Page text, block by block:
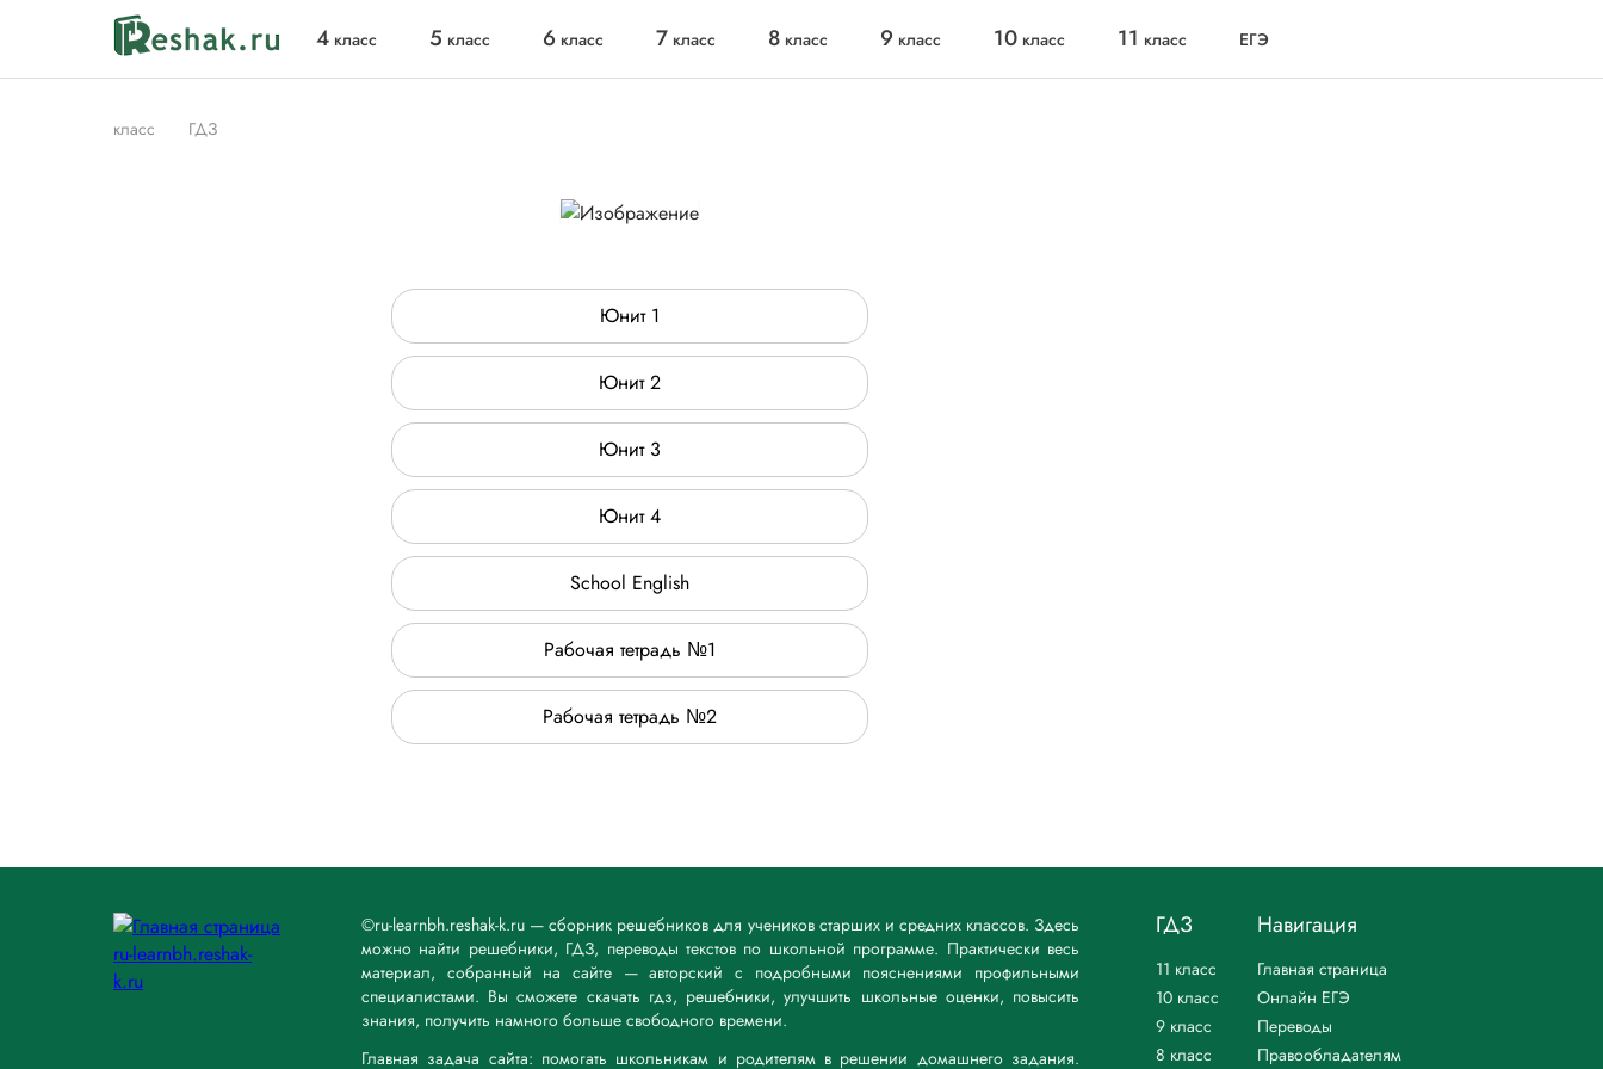
4 класс 5 класс 6 класс 7 класс 8 класс 9 класс 10 класс 11 класс ЕГЭ
класс ГДЗ
Юнит 1
Юнит 2
Юнит 3
Юнит 4
School English
Рабочая тетрадь №1
Рабочая тетрадь №2
©ru-learnbh.reshak-k.ru — сборник решебников для учеников старших и средних классов. Здесь
можно найти решебники, ГДЗ, переводы текстов по школьной программе. Практически весь
материал, собранный на сайте — авторский с подробными пояснениями профильными
специалистами. Вы сможете скачать гдз, решебники, улучшить школьные оценки, повысить
знания, получить намного больше свободного времени.
Главная задача сайта: помогать школьникам и родителям в решении домашнего задания.
ГДЗ
11 класс
10 класс
9 класс
8 класс
Навигация
Главная страница
Онлайн ЕГЭ
Переводы
Правообладателям